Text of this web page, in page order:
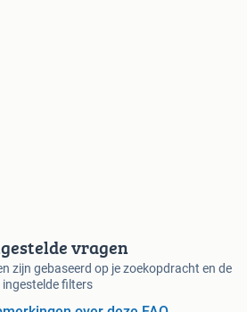
vragen
zijn gebaseerd op je zoekopdracht en de
ingestelde filters